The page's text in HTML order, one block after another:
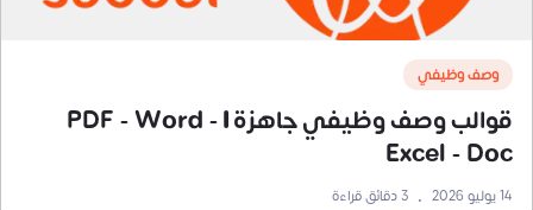
وصف وظيفي
قوالب وصف وظيفي جاهزة | PDF - Word -
Excel - Doc
14 يوليو 2026 •
3دقائق قراءة